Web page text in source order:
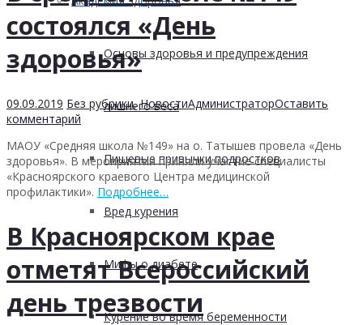
Основы здоровья и предупреждения
лишнего веса
Пищевые привычки подростков
Вред курения
Мифы о диабете
Курение во время беременности
состоялся «День
здоровья»
09.09.2019 Без рубрики,НовостиАдминистраторОставить
комментарий
МАОУ «Средняя школа №149» на о. Татышев провела «День
здоровья». В мероприятии приняли участие специалисты
«Красноярского краевого Центра медицинской
профилактики». Подробнее…
В Красноярском крае
отметят Всероссийский
день трезвости